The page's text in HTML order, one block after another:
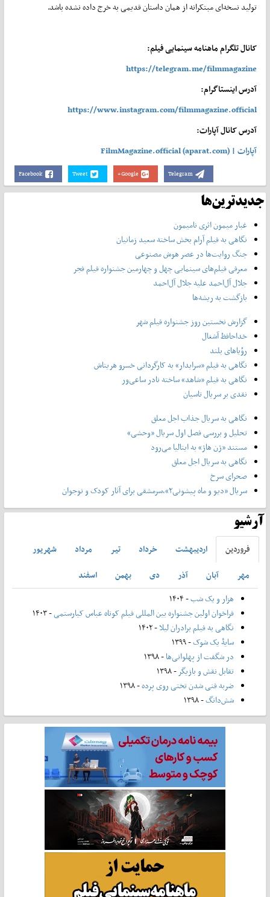
تولید نسخه‌ای مبتکرانه از همان داستان قدیمی به خرج داده نشده باشد.
کانال تلگرام ماهنامه سینمایی فیلم:
https://telegram.me/filmmagazine
آدرس اینستاگرام:
https://www.instagram.com/filmmagazine.official
آدرس کانال آپارات:
آپارات | FilmMagazine.official (aparat.com)
Facebook Tweet Google+ Telegram
جدیدترین‌ها
غبار میمون اثری نامیمون
نگاهی به فیلم آرام بخش ساخته سعید زمانیان
جنگ روایت‌ها در عصر هوش مصنوعی
معرفی فیلم‌های سینمایی چهل‌ و چهارمین جشنواره فیلم فجر
جلال آل‌احمد علیه جلال آل‌‌احمد
بازگشت به ریشه‌ها
گزارش نخستین روز جشنواره فیلم شهر
خداحافظ آشغال
رؤیاهای بلند
نگاهی به فیلم «سرایدار» به کارگردانی خسرو هریتاش
نگاهی به فیلم «شاهد» ساخته نادر ساعی‌ور
نقدی بر سریال تاسیان
نگاهی به سریال جذاب اجل معلق
تحلیل و بررسی فصل اول سریال «وحشی»
مستند «ژن هاژ» به ایتالیا می‌رود
نگاهی به سریال اجل معلق
صحرای سرخ
سریال «دیو و ماه پیشونی۲»،سرمشقی برای آثار کودک و نوجوان
آرشیو
فروردين ارديبهشت خرداد تير مرداد
شهريور
مهر
آبان آذر دی بهمن
اسفند
هزار و یک شب- ۱۴۰۴
فراخوان اولین جشنواره بین المللی فیلم کوتاه عباس کیارستمی- ۱۴۰۳
نگاهی به فیلم برادران لیلا- ۱۴۰۲
سایۀ یک شوک- ۱۳۹۹
در شگفت از پهلوانی‌ها- ۱۳۹۸
تقابل نقش و بازیگر- ۱۳۹۸
ضربه فنی شدن تختی روی پرده- ۱۳۹۸
شش‌دانگ- ۱۳۹۸